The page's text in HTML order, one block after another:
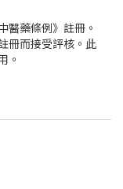
醫藥條例》註冊。
冊而接受評核。此
。